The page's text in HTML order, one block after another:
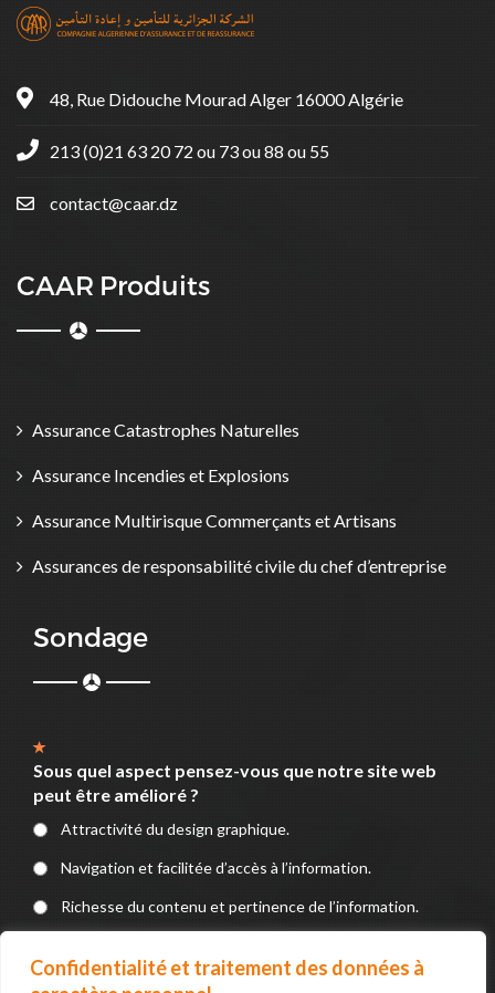
Confidentialité et traitement des données à
48, Rue Didouche Mourad Alger 16000 Algérie
213 (0)21 63 20 72 ou 73 ou 88 ou 55
contact@caar.dz
CAAR Produits
Assurance Catastrophes Naturelles
Assurance Incendies et Explosions
Assurance Multirisque Commerçants et Artisans
Assurances de responsabilité civile du chef d’entreprise
Sondage
Sous quel aspect pensez-vous que notre site web
peut être amélioré ?
Attractivité du design graphique.
Navigation et facilitée d’accès à l’information.
Richesse du contenu et pertinence de l’information.
paiement).